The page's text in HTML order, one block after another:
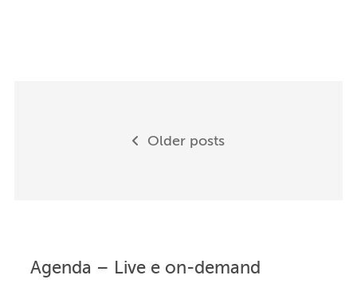
navigationOlder posts
Agenda – Live e on-demand